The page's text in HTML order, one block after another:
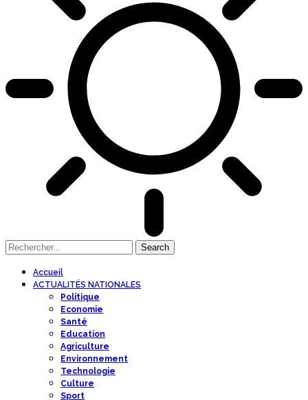
Accueil
ACTUALITÉS NATIONALES
Politique
Economie
Santé
Education
Agriculture
Environnement
Technologie
Culture
Sport